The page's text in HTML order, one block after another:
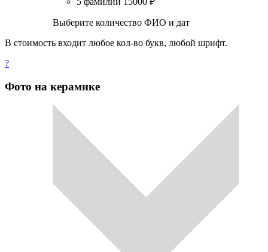
Выберите количество ФИО и дат
В стоимость входит любое кол-во букв, любой шрифт.
?
Фото на керамике